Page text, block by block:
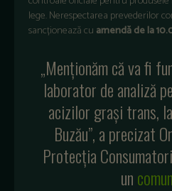
lege. Nerespectarea prevederilor
sancționează cu amendă de la
„Menționăm că va fi
laborator de analiză
acizilor grași trans,
Buzău”, a precizat
Protecția
un